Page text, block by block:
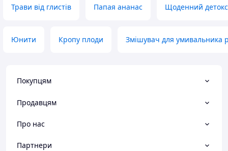
Трави від глистів Папая ананас Щоденний детокс
Юнити Кропу плоди Змішувач для умивальника
Покупцям
Продавцям
Про нас
Партнери